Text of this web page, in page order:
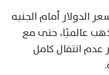
الدولار أمام الجنيه
عالميًا، حتى مع
عدم انتقال كامل